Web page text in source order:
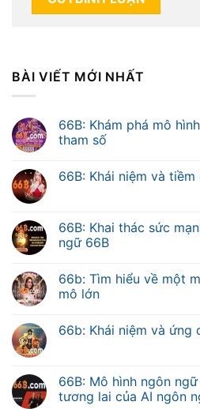
BÀI VIẾT MỚI NHẤT
66B: Khám phá mô
tham số
66B: Khái niệm và tiềm
66B: Khai thác sức
ngữ 66B
66b: Tìm hiểu về một
mô lớn
66b: Khái niệm và ứng
66B: Mô hình ngôn
tương lai của AI ngôn